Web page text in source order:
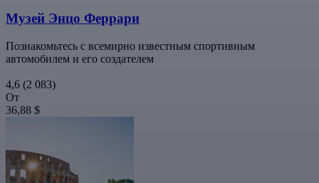
Музей Энцо Феррари
Познакомьтесь с всемирно известным спортивным
автомобилем и его создателем
4,6 (2 083)
От
36,88 $